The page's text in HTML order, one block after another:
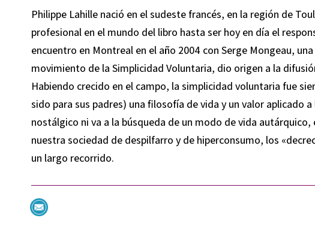
Philippe Lahille nació en el sudeste francés, en la región de
profesional en el mundo del libro hasta ser hoy en día el
encuentro en Montreal en el año 2004 con Serge Mongeau,
movimiento de la Simplicidad Voluntaria, dio origen a la
Habiendo crecido en el campo, la simplicidad voluntaria fue
sido para sus padres) una filosofía de vida y un valor aplicado
nostálgico ni va a la búsqueda de un modo de vida autárquico,
nuestra sociedad de despilfarro y de hiperconsumo, los
un largo recorrido.